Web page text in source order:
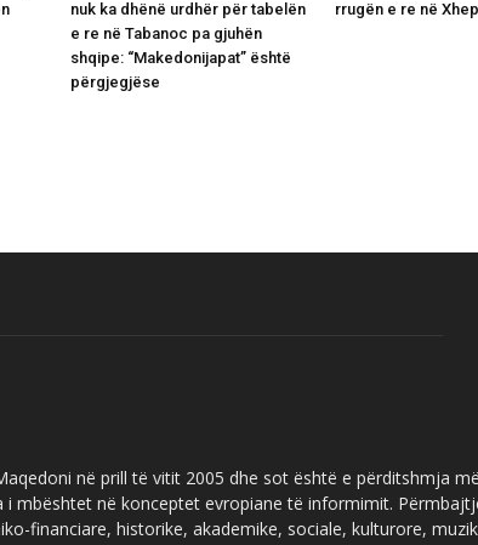
nuk ka dhënë urdhër për tabelën
e re në Tabanoc pa gjuhën
shqipe: “Makedonijapat” është
përgjegjëse
rrugën e re në
në prill të vitit 2005 dhe sot është e përditshmja
mbështet në konceptet evropiane të informimit.
financiare, historike, akademike, sociale, kulturore,